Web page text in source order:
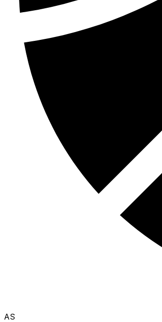
AS